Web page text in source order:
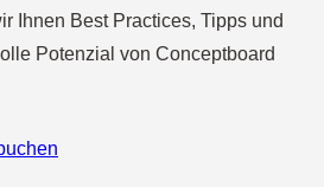
Ihnen Best Practices, Tipps und
Potenzial von Conceptboard